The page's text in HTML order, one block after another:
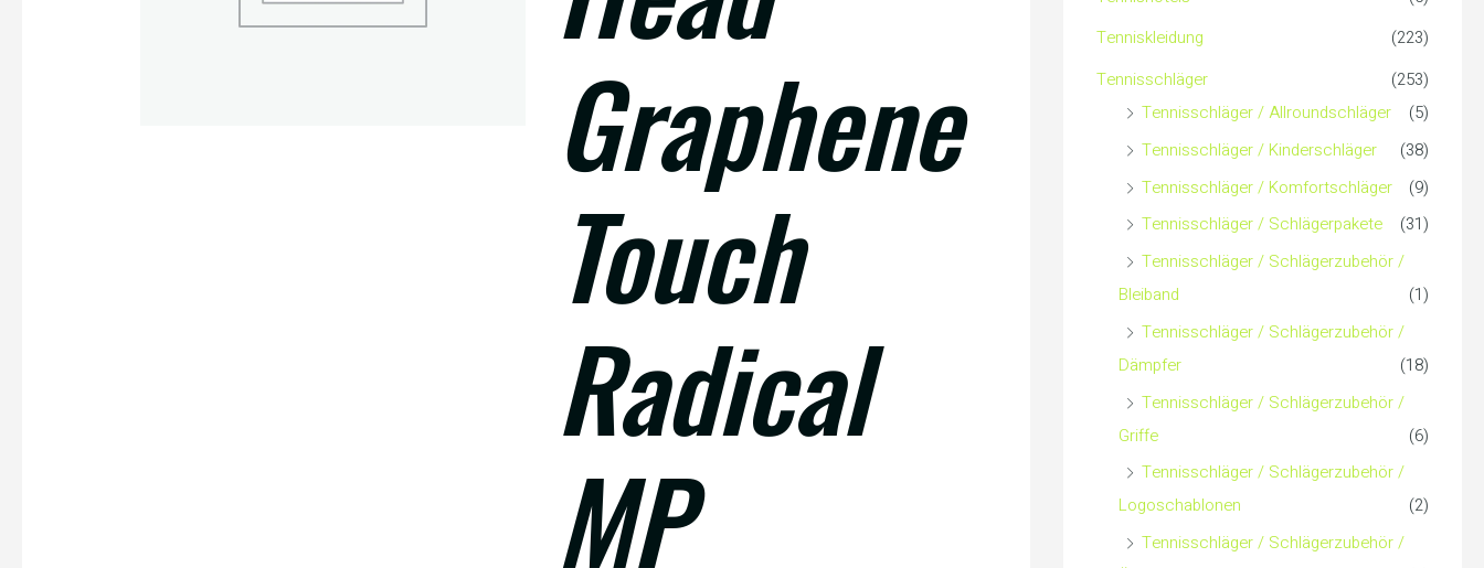
Graphene
Touch
Radical
MP
c
h
Tenniskleidung
(223)
Tennisschläger
(253)
Tennisschläger / Allroundschläger
(5)
Tennisschläger / Kinderschläger
(38)
Tennisschläger / Komfortschläger
(9)
Tennisschläger / Schlägerpakete
(31)
Tennisschläger / Schlägerzubehör /
Bleiband
(1)
Tennisschläger / Schlägerzubehör /
Dämpfer
(18)
Tennisschläger / Schlägerzubehör /
Griffe
(6)
Tennisschläger / Schlägerzubehör /
Logoschablonen
(2)
Tennisschläger / Schlägerzubehör /